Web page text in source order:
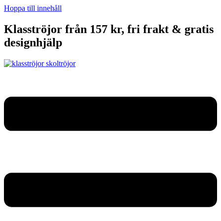
Hoppa till innehåll
Klasströjor från 157 kr, fri frakt & gratis
designhjälp